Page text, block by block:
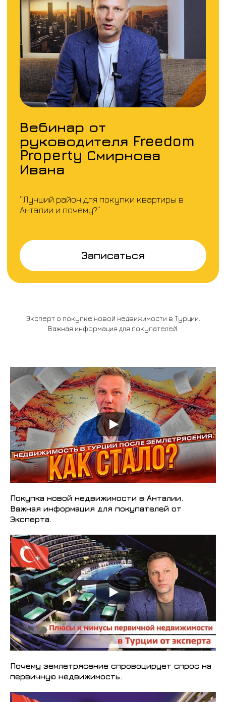
Эксперт о покупке новой недвижимости в Турции.
Важная информация для покупателей.
Покупка новой недвижимости в Анталии.
Важная информация для покупателей от
Эксперта.
Почему землетрясение спровоцирует спрос на
первичную недвижимость.